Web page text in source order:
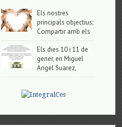
Els nostres
principals objectius;
Compartir amb els
Els dies 10 i 11 de
gener, en Miguel
Angel Suarez,